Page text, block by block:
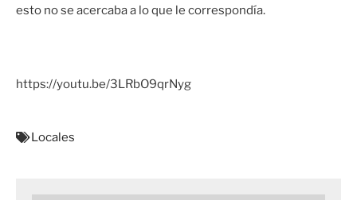
esto no se acercaba a lo que le correspondía.
https://youtu.be/3LRbO9qrNyg
Locales